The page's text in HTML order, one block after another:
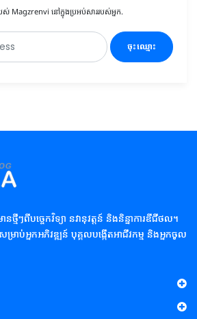
បស់ Magzrenvi នៅក្នុងប្រអប់សាររបស់អ្នក.
ចុះឈ្មោះ
មីៗពីបច្ចេកវិទ្យា នវានុវត្តន៍ និងនិន្នាការឌីជីថល។
ាប់អ្នកអភិវឌ្ឍន៍ បុគ្គលបង្កើតអាជីវកម្ម និងអ្នកចូល